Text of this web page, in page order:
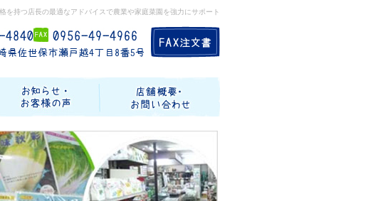
持つ店長の最適なアドバイスで農業や家庭菜園を強力にサポート